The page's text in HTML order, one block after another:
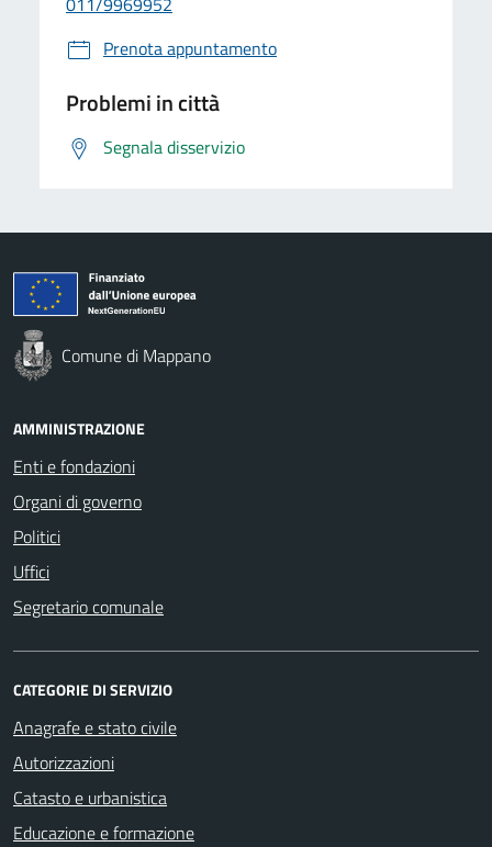
Prenota appuntamento
Problemi in città
Segnala disservizio
Comune di Mappano
AMMINISTRAZIONE
Enti e fondazioni
Organi di governo
Politici
Uffici
Segretario comunale
CATEGORIE DI SERVIZIO
Anagrafe e stato civile
Autorizzazioni
Catasto e urbanistica
Educazione e formazione